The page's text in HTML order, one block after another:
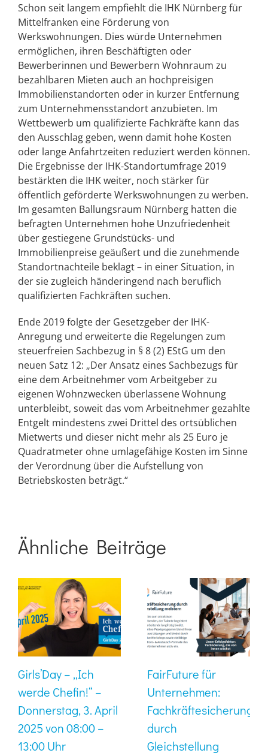
Schon seit langem empfiehlt die IHK Nürnberg für
Mittelfranken eine Förderung von
Werkswohnungen. Dies würde Unternehmen
ermöglichen, ihren Beschäftigten oder
Bewerberinnen und Bewerbern Wohnraum zu
bezahlbaren Mieten auch an hochpreisigen
Immobilienstandorten oder in kurzer Entfernung
zum Unternehmensstandort anzubieten. Im
Wettbewerb um qualifizierte Fachkräfte kann das
den Ausschlag geben, wenn damit hohe Kosten
oder lange Anfahrtzeiten reduziert werden können.
Die Ergebnisse der IHK-Standortumfrage 2019
bestärkten die IHK weiter, noch stärker für
öffentlich geförderte Werkswohnungen zu werben.
Im gesamten Ballungsraum Nürnberg hatten die
befragten Unternehmen hohe Unzufriedenheit
über gestiegene Grundstücks- und
Immobilienpreise geäußert und die zunehmende
Standortnachteile beklagt – in einer Situation, in
der sie zugleich händeringend nach beruflich
qualifizierten Fachkräften suchen.
Ende 2019 folgte der Gesetzgeber der IHK-
Anregung und erweiterte die Regelungen zum
steuerfreien Sachbezug in § 8 (2) EStG um den
neuen Satz 12: „Der Ansatz eines Sachbezugs für
eine dem Arbeitnehmer vom Arbeitgeber zu
eigenen Wohnzwecken überlassene Wohnung
unterbleibt, soweit das vom Arbeitnehmer gezahlte
Entgelt mindestens zwei Drittel des ortsüblichen
Mietwerts und dieser nicht mehr als 25 Euro je
Quadratmeter ohne umlagefähige Kosten im Sinne
der Verordnung über die Aufstellung von
Betriebskosten beträgt.“
Ähnliche Beiträge
Girls’Day – „Ich
werde Chefin!“ –
Donnerstag, 3. April
2025 von 08:00 –
13:00 Uhr
FairFuture für
Unternehmen:
Fachkräftesicherung
durch
Gleichstellung